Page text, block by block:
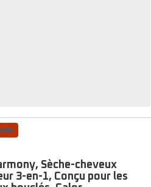
Sèche-cheveux
3-en-1, Conçu pour les